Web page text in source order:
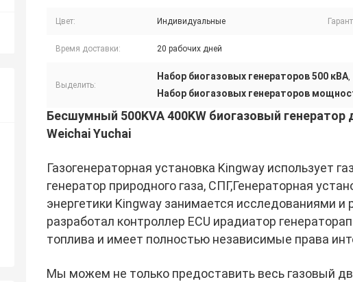
Цвет: Индивидуальные
Время доставки: 20 рабочих дней
Выделить:
Набор биогазовых генераторов 500 кВА,
Набор биогазовых генераторов
Бесшумный 500KVA 400KW биогазовый
Weichai Yuchai
Газогенераторная установка Kingway использует
генератор природного газа, СПГ,Генераторная
энергетики Kingway занимается исследованиями и
разработал контроллер ECU ирадиатор генератора
топлива и имеет полностью независимые права
Мы можем не только предоставить весь газовый